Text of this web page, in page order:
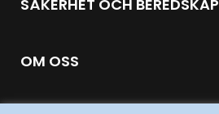
SÄKERHET OCH BEREDSKAP
OM OSS